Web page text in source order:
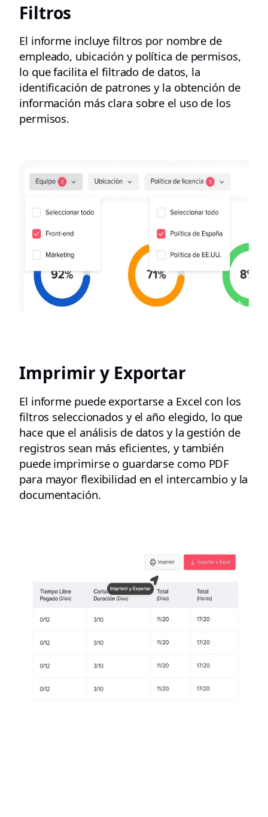
Filtros
El informe incluye filtros por nombre de
empleado, ubicación y política de permisos,
lo que facilita el filtrado de datos, la
identificación de patrones y la obtención de
información más clara sobre el uso de los
permisos.
Imprimir y Exportar
El informe puede exportarse a Excel con los
filtros seleccionados y el año elegido, lo que
hace que el análisis de datos y la gestión de
registros sean más eficientes, y también
puede imprimirse o guardarse como PDF
para mayor flexibilidad en el intercambio y la
documentación.